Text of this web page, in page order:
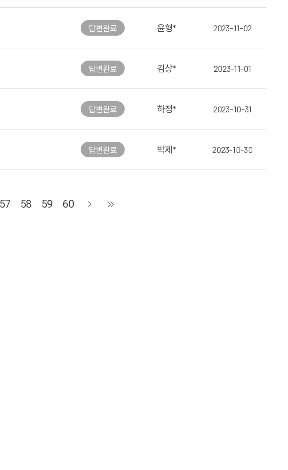
답변완료 윤형* 2023-11-02
답변완료 김상* 2023-11-01
답변완료 하정* 2023-10-31
답변완료 박제* 2023-10-30
57 58 59 60